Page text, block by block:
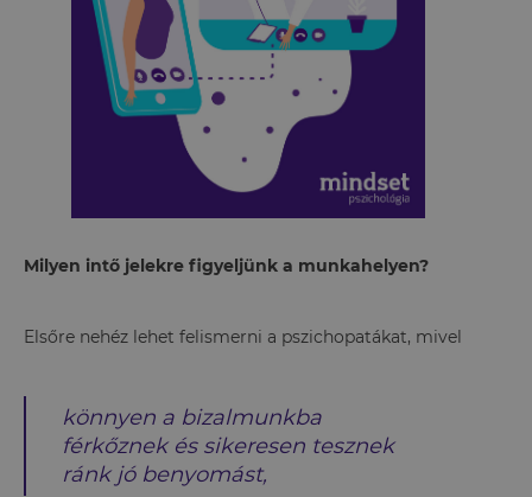
Milyen intő jelekre figyeljünk a munkahelyen?
Elsőre nehéz lehet felismerni a pszichopatákat, mivel
könnyen a bizalmunkba
férkőznek és sikeresen tesznek
ránk jó benyomást,